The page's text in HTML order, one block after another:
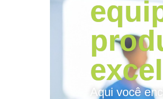
Aqui você